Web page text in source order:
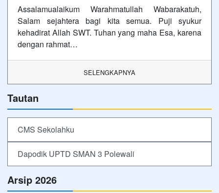
Assalamualaikum Warahmatullah Wabarakatuh,
Salam sejahtera bagi kita semua. Puji syukur
kehadirat Allah SWT. Tuhan yang maha Esa, karena
dengan rahmat…
SELENGKAPNYA
Tautan
CMS Sekolahku
Dapodik UPTD SMAN 3 Polewali
Arsip 2026